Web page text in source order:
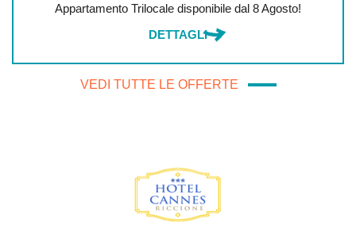
Appartamento Trilocale disponibile dal 8 Agosto!
DETTAGLI
VEDI TUTTE LE OFFERTE